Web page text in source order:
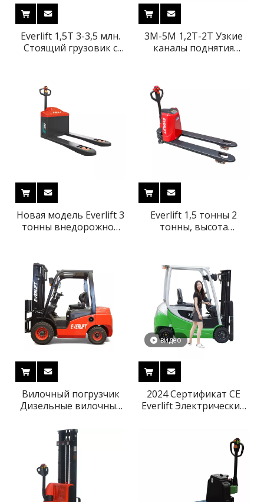
Everlift 1,5T 3-3,5 млн.
Стоящий грузовик с
3M-5M 1,2T-2T Узкие
каналы поднятия
Электрический
натягиватель
Новая модель Everlift 3
тонны внедорожной
электроприводом
Everlift 1,5 тонны 2
тонны, высота
с питанием от
литиевой батареи
Вилочный погрузчик
Дизельные вилочные
кг 3000 кг 3500 кг 3-6 м
Триплексная мачта
Бензиновые вилочные
погрузчики со
сжиженным газом
Твердые шины
видео
2024 Сертификат CE
Everlift Электрический
вилочный погрузчик